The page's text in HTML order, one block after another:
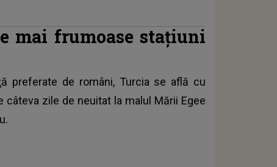
mai frumoase staţiuni
preferate de români, Turcia se află cu
câteva zile de neuitat la malul Mării Egee